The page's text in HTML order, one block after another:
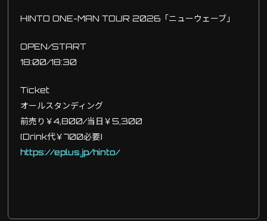
HINTO ONE-MAN TOUR 2026「ニューウェーブ」
OPEN/START
18:00/18:30
Ticket
オールスタンディング
前売り￥4,800/当日￥5,300
(Drink代￥700必要)
https://eplus.jp/hinto/